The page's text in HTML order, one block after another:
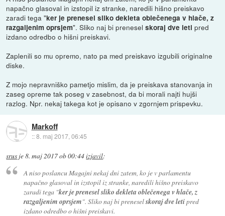
napačno glasoval in izstopil iz stranke, naredili hišno preiskavo
zaradi tega "ker je prenesel sliko dekleta oblečenega v hlače, z
razgaljenim oprsjem". Sliko naj bi preneselskoraj dve leti pred
izdano odredbo o hišni preiskavi.
Zaplenili so mu opremo, nato pa med preiskavo izgubili originalne
diske.
Z mojo nepravniško pametjo mislim, da je preiskava stanovanja in
zaseg opreme tak poseg v zasebnost, da bi morali najti hujši
razlog. Npr. nekaj takega kot je opisano v zgornjem prispevku.
Markoff
::8. maj 2017, 06:45
srus je8. maj 2017 ob 00:44izjavil:
A niso poslancu Magajni nekaj dni zatem, ko je v parlamentu
napačno glasoval in izstopil iz stranke, naredili hišno preiskavo
zaradi tega "ker je prenesel sliko dekleta oblečenega v hlače, z
razgaljenim oprsjem". Sliko naj bi preneselskoraj dve letipred
izdano odredbo o hišni preiskavi.